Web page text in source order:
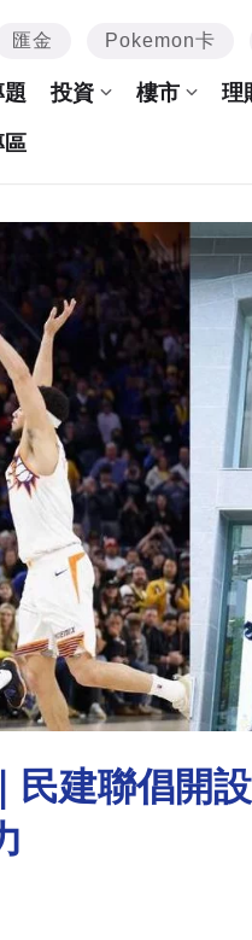
匯金 Pokemon卡
題 投資 樓市 理
區
民建聯倡開